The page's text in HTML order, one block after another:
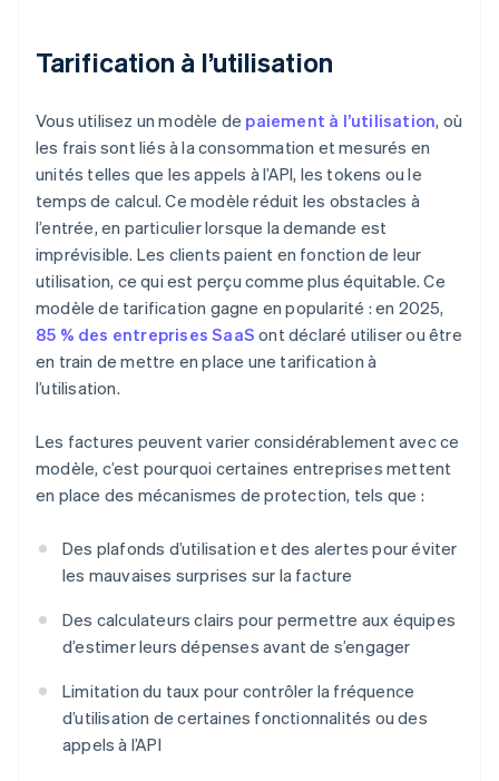
Tarification à l’utilisation
Vous utilisez un modèle de paiement à l’utilisation, où
les frais sont liés à la consommation et mesurés en
unités telles que les appels à l’API, les tokens ou le
temps de calcul. Ce modèle réduit les obstacles à
l’entrée, en particulier lorsque la demande est
imprévisible. Les clients paient en fonction de leur
utilisation, ce qui est perçu comme plus équitable. Ce
modèle de tarification gagne en popularité : en 2025,
85 % des entreprises SaaS ont déclaré utiliser ou être
en train de mettre en place une tarification à
l’utilisation.
Les factures peuvent varier considérablement avec ce
modèle, c’est pourquoi certaines entreprises mettent
en place des mécanismes de protection, tels que :
Des plafonds d’utilisation et des alertes pour éviter
les mauvaises surprises sur la facture
Des calculateurs clairs pour permettre aux équipes
d’estimer leurs dépenses avant de s’engager
Limitation du taux pour contrôler la fréquence
d’utilisation de certaines fonctionnalités ou des
appels à l’API